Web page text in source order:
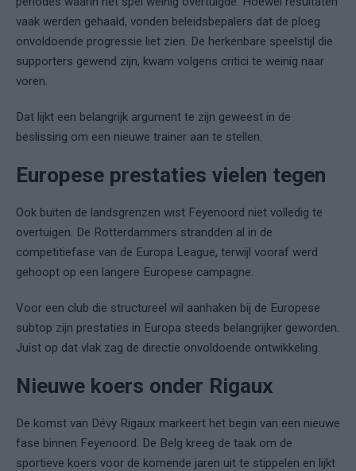
vaak werden gehaald, vonden beleidsbepalers dat de ploeg
onvoldoende progressie liet zien. De herkenbare speelstijl die
supporters gewend zijn, kwam volgens critici te weinig naar
voren.
Dat lijkt een belangrijk argument te zijn geweest in de
beslissing om een nieuwe trainer aan te stellen.
Europese prestaties vielen tegen
Ook buiten de landsgrenzen wist Feyenoord niet volledig te
overtuigen. De Rotterdammers strandden al in de
competitiefase van de Europa League, terwijl vooraf werd
gehoopt op een langere Europese campagne.
Voor een club die structureel wil aanhaken bij de Europese
subtop zijn prestaties in Europa steeds belangrijker geworden.
Juist op dat vlak zag de directie onvoldoende ontwikkeling.
Nieuwe koers onder Rigaux
De komst van Dévy Rigaux markeert het begin van een nieuwe
fase binnen Feyenoord. De Belg kreeg de taak om de
sportieve koers voor de komende jaren uit te stippelen en lijkt